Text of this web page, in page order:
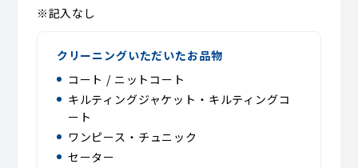
※記入なし
クリーニングいただいたお品物
コート / ニットコート
キルティングジャケット・キルティングコ
ート
ワンピース・チュニック
セーター